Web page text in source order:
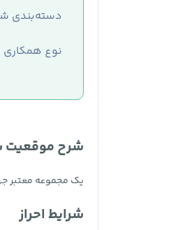
دسته‌بندی
نوع همکاری
شرح موقعیت
یک مجموعه معتبر
شرایط احراز